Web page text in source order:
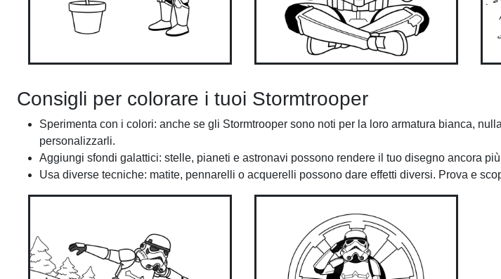
Consigli per colorare i tuoi Stormtrooper
Sperimenta con i colori: anche se gli Stormtrooper sono noti per la loro armatura bianca,
personalizzarli.
Aggiungi sfondi galattici: stelle, pianeti e astronavi possono rendere il tuo disegno ancora
Usa diverse tecniche: matite, pennarelli o acquerelli possono dare effetti diversi. Prova e